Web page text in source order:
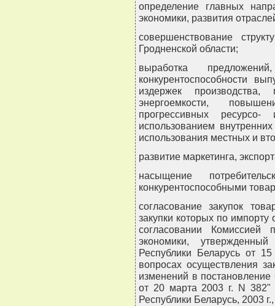
определение главных
экономики, развития
совершенствование
Гродненской области;
выработка
конкурентоспособности
издержек
энергоемкости,
прогрессивных
использованием
использования местных и
развитие маркетинга,
насыщение
конкурентоспособными
согласование закупок
закупки которых по
согласовании Комиссией
экономики,
Республики Беларусь от
вопросах осуществления
изменений в
от 20 марта 2003 г. N 382"
Республики Беларусь, 2003